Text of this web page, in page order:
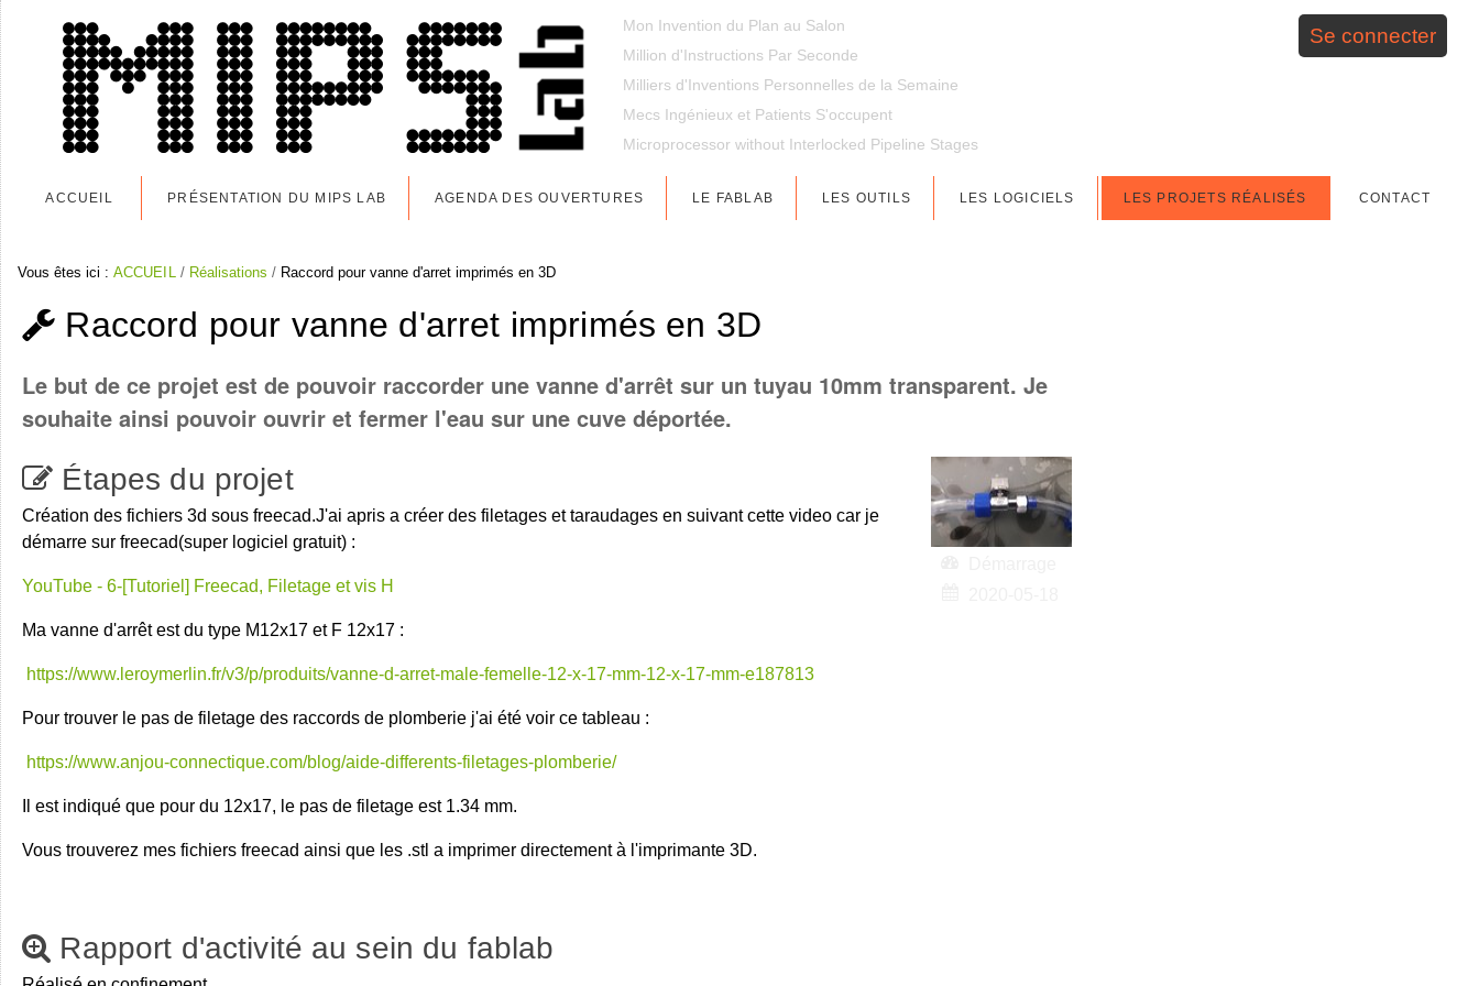
contenu.
navigation
Se connecter
Mon Invention du Plan au Salon
Million d'Instructions Par Seconde
Milliers d'Inventions Personnelles de la Semaine
Mecs Ingénieux et Patients S'occupent
Microprocessor without Interlocked Pipeline Stages
ACCUEIL PRÉSENTATION DU MIPS LAB AGENDA DES OUVERTURES LE FABLAB LES OUTILS LES LOGICIELS LES PROJETS RÉALISÉS CONTACT
Vous êtes ici : ACCUEIL / Réalisations / Raccord pour vanne d'arret imprimés en 3D
Raccord pour vanne d'arret imprimés en 3D
Le but de ce projet est de pouvoir raccorder une vanne d'arrêt sur un tuyau 10mm transparent. Je
souhaite ainsi pouvoir ouvrir et fermer l'eau sur une cuve déportée.
Étapes du projet
Création des fichiers 3d sous freecad.J'ai apris a créer des filetages et taraudages en suivant cette video car je
démarre sur freecad(super logiciel gratuit) :
YouTube - 6-[Tutoriel] Freecad, Filetage et vis H
Ma vanne d'arrêt est du type M12x17 et F 12x17 :
https://www.leroymerlin.fr/v3/p/produits/vanne-d-arret-male-femelle-12-x-17-mm-12-x-17-mm-e187813
Pour trouver le pas de filetage des raccords de plomberie j'ai été voir ce tableau :
https://www.anjou-connectique.com/blog/aide-differents-filetages-plomberie/
Il est indiqué que pour du 12x17, le pas de filetage est 1.34 mm.
Vous trouverez mes fichiers freecad ainsi que les .stl a imprimer directement à l'imprimante 3D.
Rapport d'activité au sein du fablab